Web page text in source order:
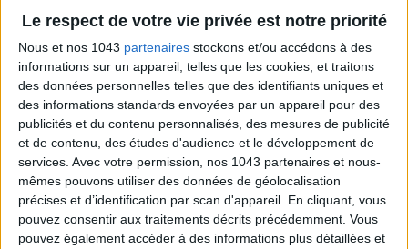
Le respect de votre vie privée est notre priorité
Nous et nos 1043 partenaires stockons et/ou accédons à des
informations sur un appareil, telles que les cookies, et traitons
des données personnelles telles que des identifiants uniques et
des informations standards envoyées par un appareil pour des
publicités et du contenu personnalisés, des mesures de publicité
et de contenu, des études d'audience et le développement de
services. Avec votre permission, nos 1043 partenaires et nous-
mêmes pouvons utiliser des données de géolocalisation
précises et d’identification par scan d'appareil. En cliquant, vous
pouvez consentir aux traitements décrits précédemment. Vous
pouvez également accéder à des informations plus détaillées et
15 IDEAS FOR ENJOYING AUGUST IN PARIS